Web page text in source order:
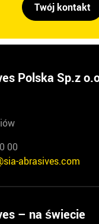
Twój kontakt
Polska Sp.z
00
abrasives.com
– na świecie